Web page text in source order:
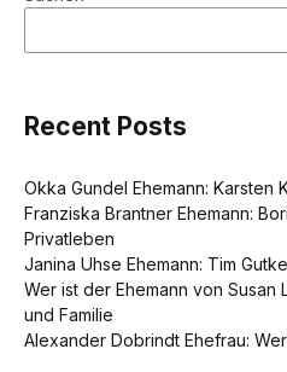
Recent Posts
Okka Gundel Ehemann: Karsten
Franziska Brantner Ehemann:
Privatleben
Janina Uhse Ehemann: Tim
Wer ist der Ehemann von Susan
und Familie
Alexander Dobrindt Ehefrau: